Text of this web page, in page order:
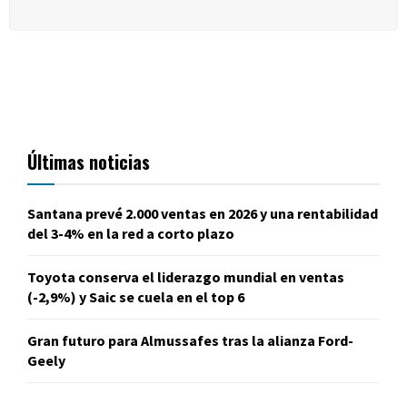
Últimas noticias
Santana prevé 2.000 ventas en 2026 y una rentabilidad
del 3-4% en la red a corto plazo
Toyota conserva el liderazgo mundial en ventas
(-2,9%) y Saic se cuela en el top 6
Gran futuro para Almussafes tras la alianza Ford-
Geely